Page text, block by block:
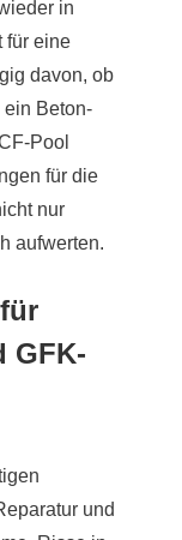
in
für eine
davon, ob
Beton-
Pool
für die
nur
aufwerten.
GFK-
und